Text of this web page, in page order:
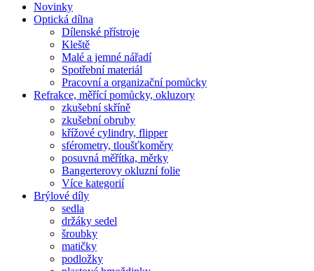
Novinky
Optická dílna
Dílenské přístroje
Kleště
Malé a jemné nářadí
Spotřební materiál
Pracovní a organizační pomůcky
Refrakce, měřící pomůcky, okluzory
zkušební skříně
zkušební obruby
křížové cylindry, flipper
sférometry, tloušťkoměry
posuvná měřítka, měrky
Bangerterovy okluzní folie
Více kategorií
Brýlové díly
sedla
držáky sedel
šroubky
matičky
podložky